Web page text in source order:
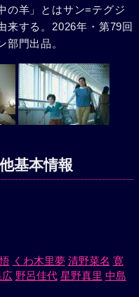
の羊」とはサン=テグジ
来する。2026年・第79回
部門出品。
基本情報
くわ木里夢 清野菜名 寛
野呂佳代 星野真里 中島